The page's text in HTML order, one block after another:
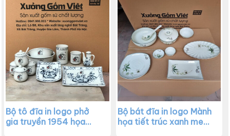
Bộ tô đĩa in logo phở
gia truyền 1954 họa
Bộ bát đĩa in logo Mành
họa tiết trúc xanh men